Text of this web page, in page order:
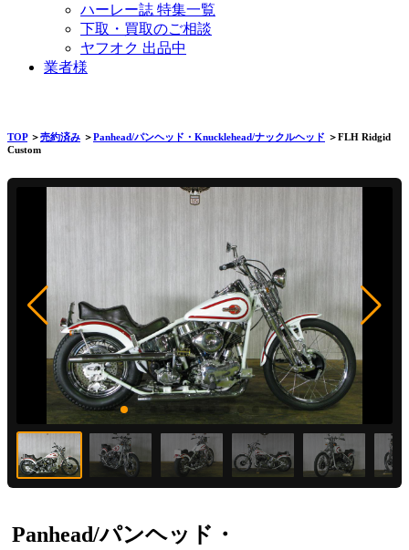
ハーレー誌 特集一覧
下取・買取のご相談
ヤフオク 出品中
業者様
TOP＞売約済み ＞Panhead/パンヘッド・Knucklehead/ナックルヘッド ＞FLH Ridgid
Custom
Panhead/パンヘッド・